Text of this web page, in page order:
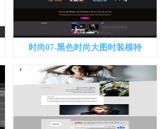
时尚07-黑色时尚大图时装模特
bootstrap